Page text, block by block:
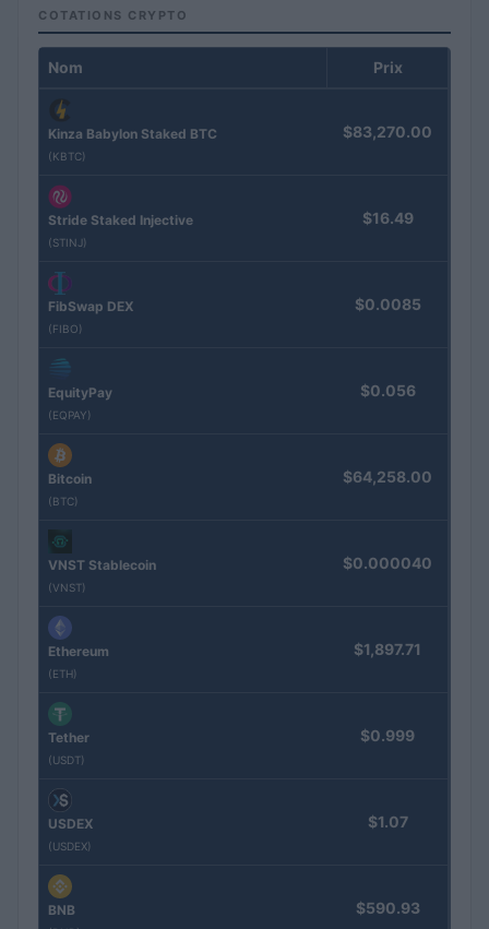
COTATIONS CRYPTO
Nom Prix
Kinza Babylon Staked BTC
(KBTC)
$83,270.00
Stride Staked Injective
(STINJ)
$16.49
FibSwap DEX
(FIBO)
$0.0085
EquityPay
(EQPAY)
$0.056
Bitcoin
(BTC)
$64,258.00
VNST Stablecoin
(VNST)
$0.000040
Ethereum
(ETH)
$1,897.71
Tether
(USDT)
$0.999
USDEX
(USDEX)
$1.07
BNB $590.93